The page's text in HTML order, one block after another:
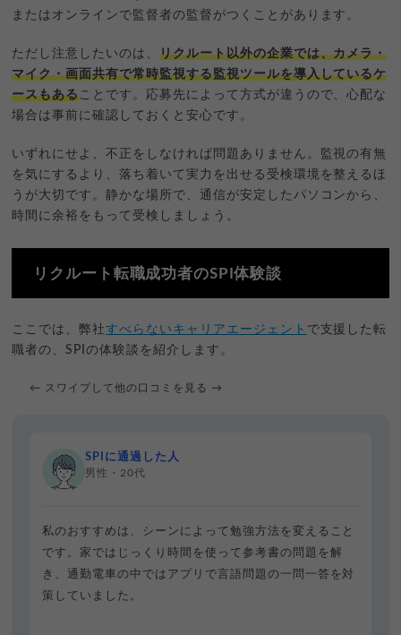
またはオンラインで監督者の監督がつくことがあります。
ただし注意したいのは、 リクルート以外の企業では、カメラ・
マイク・画面共有で常時監視する監視ツールを導入しているケ
ースもあることです。応募先によって方式が違うので、心配な
場合は事前に確認しておくと安心です。
いずれにせよ、不正をしなければ問題ありません。監視の有無
を気にするより、落ち着いて実力を出せる受検環境を整えるほ
うが大切です。静かな場所で、通信が安定したパソコンから、
時間に余裕をもって受検しましょう。
リクルート転職成功者のSPI体験談
ここでは、弊社すべらないキャリアエージェント で支援した転
職者の、SPIの体験談を紹介します。
← スワイプして他の口コミを見る →
SPIに通過した人
男性・20代
私のおすすめは、シーンによって勉強方法を変えること
です。家ではじっくり時間を使って参考書の問題を解
き、通勤電車の中ではアプリで言語問題の一問一答を対
策していました。